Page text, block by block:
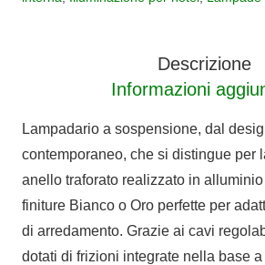
Descrizione
Informazioni
Lampadario a sospensione, dal
contemporaneo, che si distingue per
anello traforato realizzato in
finiture Bianco o Oro perfette per
di arredamento. Grazie ai cavi
dotati di frizioni integrate nella base